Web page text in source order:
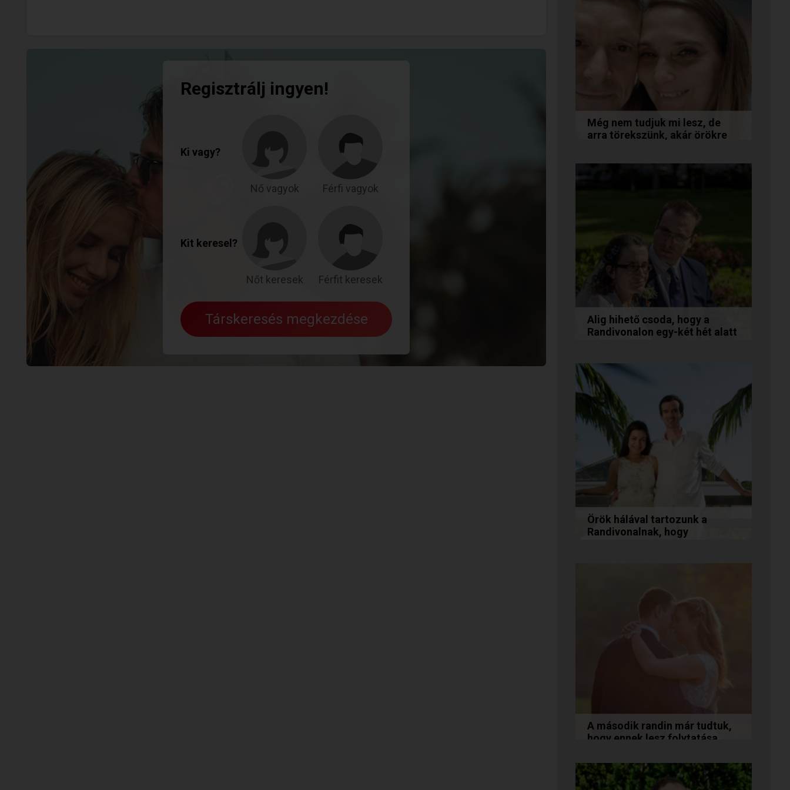
Regisztrálj ingyen!
Ki vagy?
Nő vagyok Férfi vagyok
Kit keresel?
Nőt keresek Férfit keresek
Társkeresés megkezdése
Még nem tudjuk mi lesz, de
arra törekszünk, akár örökre
A következő levelet Katalin és
Alig hihető csoda, hogy a
Randivonalon egy-két hét alatt
Teodóra és Zsolt nem a
könnyebb utat választották,
hanem a szerelmet, amely
minden akadály legyőzésével
egyre erősebbé...
Örök hálával tartozunk a
Randivonalnak, hogy
A második randin már tudtuk,
hogy ennek lesz folytatása...
Jocó küldte nekünk, akik a
Randivonal oldalán találták meg